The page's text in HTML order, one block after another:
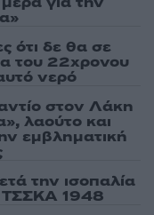
ότι δε θα σε
του 22χρονου
νερό
στον Λάκη
λαούτο και
εμβληματική
την ισοπαλία
ΤΣΣΚΑ 1948